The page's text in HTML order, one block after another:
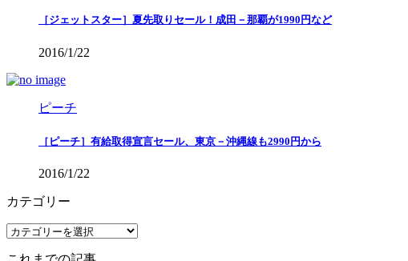
［ジェットスター］夏先取りセール！成田－那覇が1990円など
2016/1/22
ピーチ
［ピーチ］有給取得宣言セール、東京－沖縄線も2990円から
2016/1/22
カテゴリー
カ